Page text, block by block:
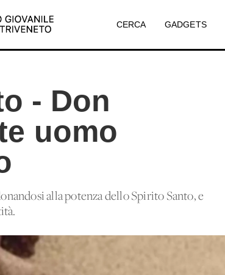
CERCA GADGETS
- Don
uomo
alla potenza dello Spirito Santo, e